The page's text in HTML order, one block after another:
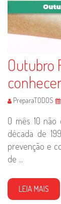
Outubro
PreparaTODOS
O mês 10
década de
prevenção e
de ...
LEIA MAIS